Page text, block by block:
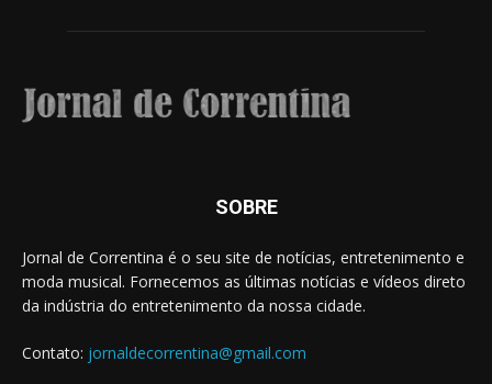
SOBRE
Jornal de Correntina é o seu site de notícias, entretenimento e
moda musical. Fornecemos as últimas notícias e vídeos direto
da indústria do entretenimento da nossa cidade.
Contato: jornaldecorrentina@gmail.com